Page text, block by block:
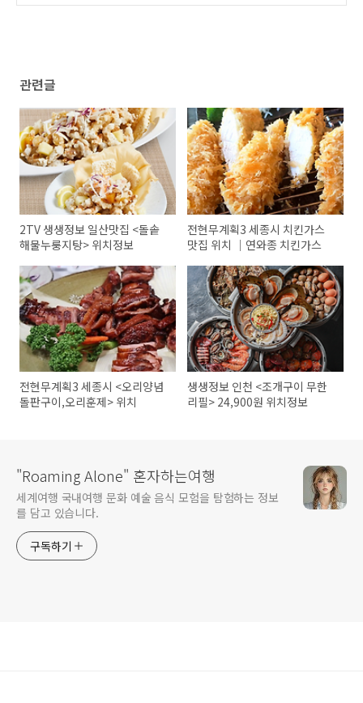
관련글
2TV 생생정보 일산맛집 <돌솥
해물누룽지탕> 위치정보
전현무계획3 세종시 치킨가스
맛집 위치 ｜연와종 치킨가스
전현무계획3 세종시 <오리양념
돌판구이,오리훈제> 위치
생생정보 인천 <조개구이 무한
리필> 24,900원 위치정보
"Roaming Alone" 혼자하는여행
세계여행 국내여행 문화 예술 음식 모험을 탐험하는 정보
를 담고 있습니다.
구독하기